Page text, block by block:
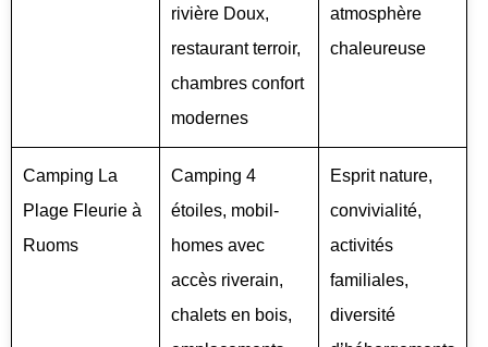
rivière Doux,
restaurant terroir,
chambres confort
modernes
atmosphère
chaleureuse
Camping La
Plage Fleurie à
Ruoms
Camping 4
étoiles, mobil-
homes avec
accès riverain,
chalets en bois,
Esprit nature,
convivialité,
activités
familiales,
diversité